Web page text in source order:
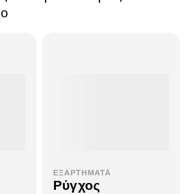
ΕΞΑΡΤΉΜΑΤΑ
Ρύγχος